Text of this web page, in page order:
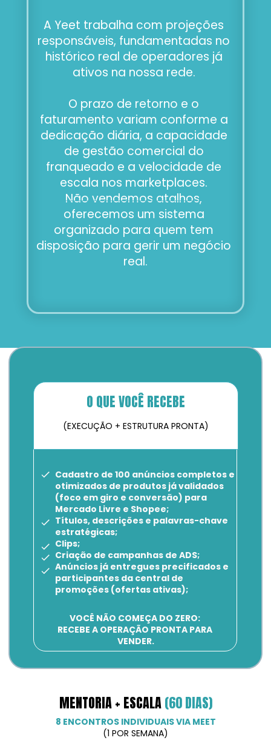
A Yeet trabalha com projeções
responsáveis, fundamentadas no
histórico real de operadores já
ativos na nossa rede.
O prazo de retorno e o
faturamento variam conforme a
dedicação diária, a capacidade
de gestão comercial do
franqueado e a velocidade de
escala nos marketplaces.
Não vendemos atalhos,
oferecemos um sistema
organizado para quem tem
disposição para gerir um negócio
real.
MENTORIA + ESCALA (60 DIAS)
O QUE VOCÊ RECEBE
8 ENCONTROS INDIVIDUAIS VIA MEET
(1 POR SEMANA)
(EXECUÇÃO + ESTRUTURA PRONTA)
Cadastro de 100 anúncios completos e
otimizados de produtos já validados
(foco em giro e conversão) para
Mercado Livre e Shopee;
Títulos, descrições e palavras-chave
estratégicas;
Clips;
Criação de campanhas de ADS;
Anúncios já entregues precificados e
participantes da central de
promoções (ofertas ativas);
VOCÊ NÃO COMEÇA DO ZERO:
RECEBE A OPERAÇÃO PRONTA PARA
VENDER.